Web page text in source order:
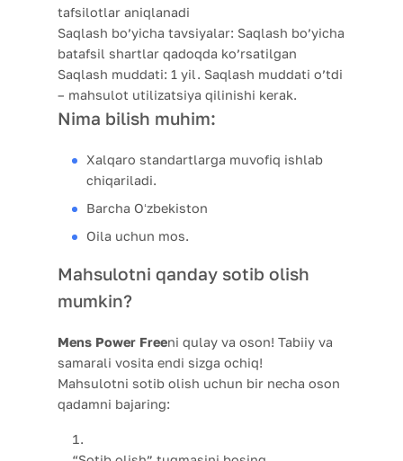
tafsilotlar aniqlanadi
Saqlash bo’yicha tavsiyalar: Saqlash bo’yicha
batafsil shartlar qadoqda ko’rsatilgan
Saqlash muddati: 1 yil. Saqlash muddati o’tdi
– mahsulot utilizatsiya qilinishi kerak.
Nima bilish muhim:
Xalqaro standartlarga muvofiq ishlab
chiqariladi.
Barcha Oʻzbekiston
Oila uchun mos.
Mahsulotni qanday sotib olish
mumkin?
Mens Power Freeni qulay va oson! Tabiiy va
samarali vosita endi sizga ochiq!
Mahsulotni sotib olish uchun bir necha oson
qadamni bajaring: